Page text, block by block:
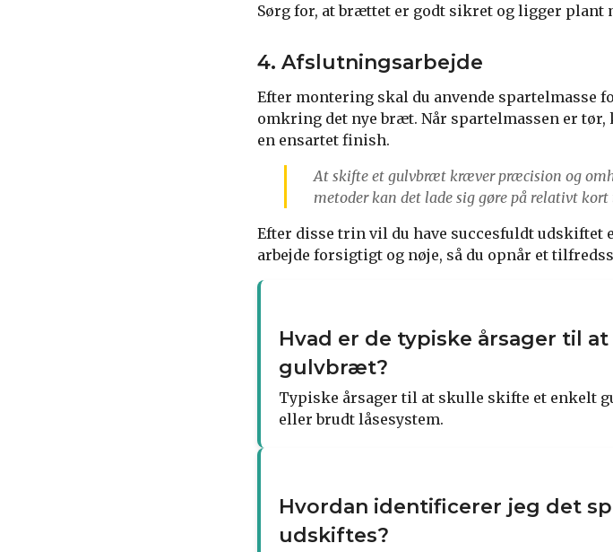
Sørg for, at brættet er godt sikret og ligger plant
4. Afslutningsarbejde
Efter montering skal du anvende spartelmasse
omkring det nye bræt. Når spartelmassen er
en ensartet finish.
At skifte et gulvbræt kræver præcision og
metoder kan det lade sig gøre på relativt
Efter disse trin vil du have succesfuldt
arbejde forsigtigt og nøje, så du opnår et
Hvad er de typiske årsager til
gulvbræt?
Typiske årsager til at skulle skifte et enkelt
eller brudt låsesystem.
Hvordan identificerer jeg det
udskiftes?